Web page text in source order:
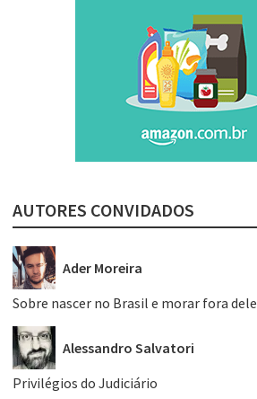
AUTORES CONVIDADOS
Ader Moreira
Sobre nascer no Brasil e morar fora dele
Alessandro Salvatori
Privilégios do Judiciário